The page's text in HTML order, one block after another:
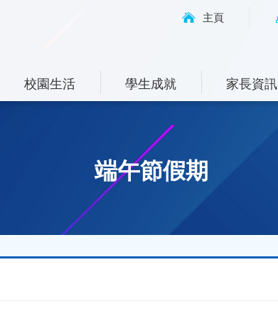
主頁
校園生活 學生成就 家長資訊
端午節假期